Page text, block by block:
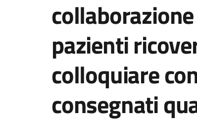
pazienti
colloquiare
consegnati